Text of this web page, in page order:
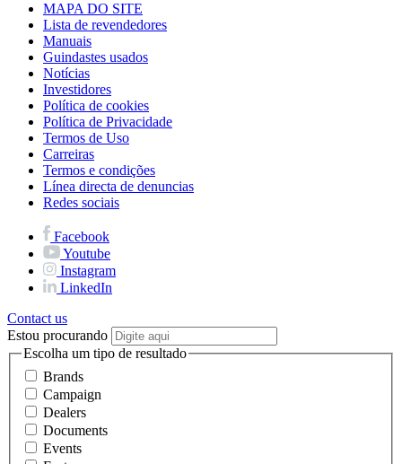
MAPA DO SITE
Lista de revendedores
Manuais
Guindastes usados
Notícias
Investidores
Política de cookies
Política de Privacidade
Termos de Uso
Carreiras
Termos e condições
Línea directa de denuncias
Redes sociais
Facebook
Youtube
Instagram
LinkedIn
Contact us
Estou procurando
Escolha um tipo de resultado
Brands
Campaign
Dealers
Documents
Events